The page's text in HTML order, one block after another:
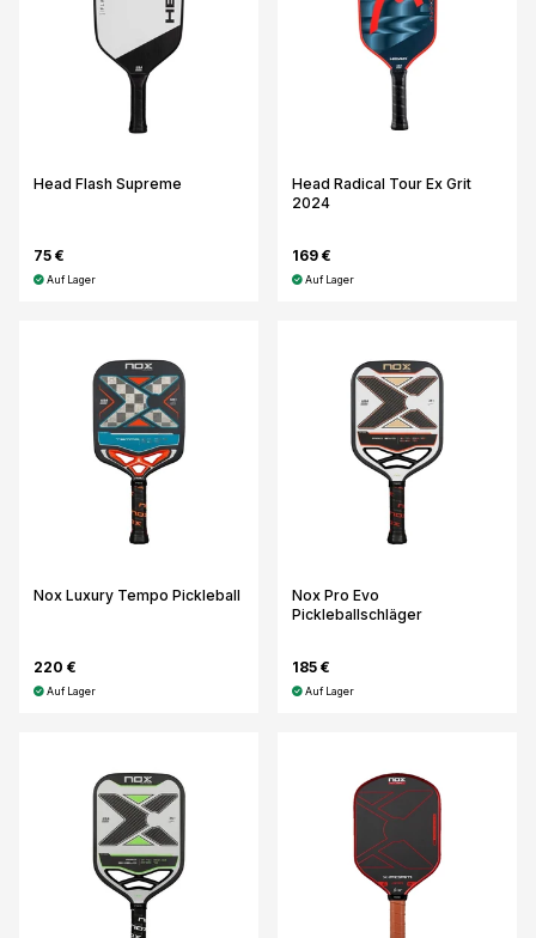
Head Flash Supreme
75 €
Auf Lager
Head Radical Tour Ex Grit
2024
169 €
Auf Lager
Nox Luxury Tempo Pickleball
220 €
Auf Lager
Nox Pro Evo
Pickleballschläger
185 €
Auf Lager